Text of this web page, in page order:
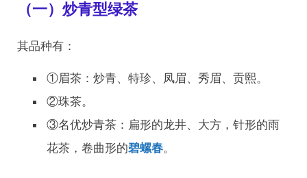
（一）炒青型绿茶
其品种有：
①眉茶：炒青、特珍、凤眉、秀眉、贡熙。
②珠茶。
③名优炒青茶：扁形的龙井、大方，针形的雨
花茶，卷曲形的碧螺春。